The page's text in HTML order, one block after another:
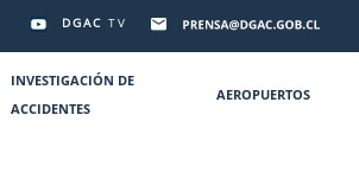
DGAC TV
INVESTIGACIÓN DE
ACCIDENTES
AEROPUERTOS